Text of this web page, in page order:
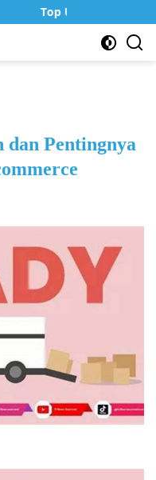
Top Up Murah di
Pentingnya